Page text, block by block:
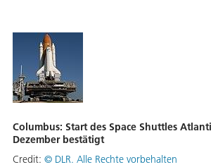
Columbus: Start des Space Shuttles
Dezember bestätigt
Credit: © DLR. Alle Rechte vorbehalten